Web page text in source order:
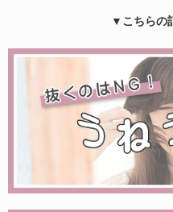
▼こちらの